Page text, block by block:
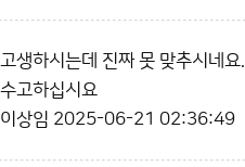
고생하시는데 진짜 못 맞추시네요.
수고하십시요
이상임 2025-06-21 02:36:49